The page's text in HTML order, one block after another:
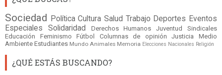
Sociedad Política Cultura Salud Trabajo Deportes Eventos
Especiales
Solidaridad Derechos Humanos Juventud
Sindicales
Educación
Feminismo Fútbol Columnas de opinión Justicia
Medio
Ambiente Estudiantes Mundo Animales Memoria Elecciones Nacionales Religión
¿QUÉ ESTÁS BUSCANDO?